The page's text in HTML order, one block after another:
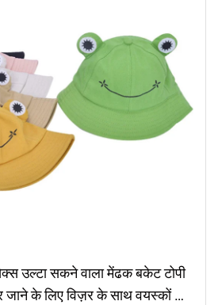
उल्टा सकने वाला मेंढक बकेट टोपी
जाने के लिए विज़र के साथ वयस्कों और